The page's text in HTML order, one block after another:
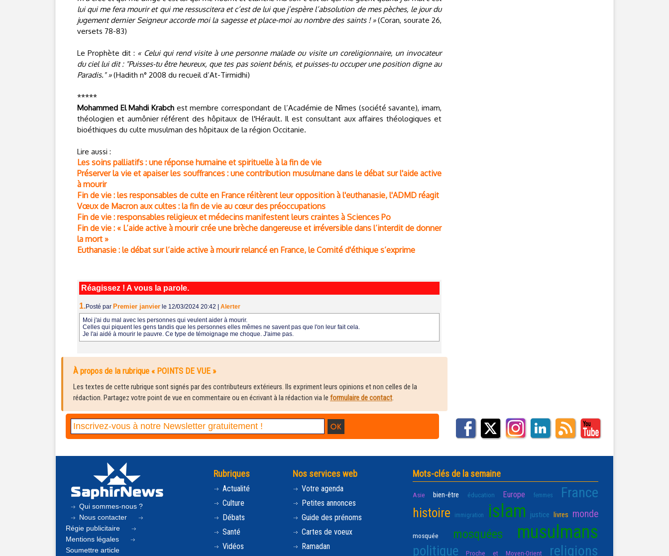
lui qui me fera mourir et qui me ressuscitera et c’est de lui que j’espère l’absolution de mes pèches, le jour du
jugement dernier Seigneur accorde moi la sagesse et place-moi au nombre des saints ! »(Coran, sourate 26,
versets 78-83)
Le Prophète dit : « Celui qui rend visite à une personne malade ou visite un coreligionnaire, un invocateur
du ciel lui dit : "Puisses-tu être heureux, que tes pas soient bénis, et puisses-tu occuper une position digne au
Paradis." »(Hadith n° 2008 du recueil d’At-Tirmidhi)
*****
Mohammed El Mahdi Krabch est membre correspondant de l’Académie de Nîmes (société savante), imam,
théologien et aumônier référent des hôpitaux de l'Hérault. Il est consultant aux affaires théologiques et
bioéthiques du culte musulman des hôpitaux de la région Occitanie.
Lire aussi :
Les soins palliatifs : une réponse humaine et spirituelle à la fin de vie
Préserver la vie et apaiser les souffrances : une contribution musulmane dans le débat sur l'aide active
à mourir
Fin de vie : les responsables de culte en France réitèrent leur opposition à l'euthanasie, l'ADMD réagit
Vœux de Macron aux cultes : la fin de vie au cœur des préoccupations
Fin de vie : responsables religieux et médecins manifestent leurs craintes à Sciences Po
Fin de vie : « L’aide active à mourir crée une brèche dangereuse et irréversible dans l’interdit de donner
la mort »
Euthanasie : le débat sur l’aide active à mourir relancé en France, le Comité d'éthique s’exprime
Réagissez ! A vous la parole.
1.Posté par Premier janvier le 12/03/2024 20:42
Alerter
Moi j'ai du mal avec les personnes qui veulent aider à mourir.
Celles qui piquent les gens tandis que les personnes elles mêmes ne savent pas que l'on leur fait cela.
Je l'ai aidé à mourir le pauvre. Ce type de témoignage me choque. J'aime pas.
À propos de la rubrique « POINTS DE VUE »
Les textes de cette rubrique sont signés par des contributeurs extérieurs. Ils expriment leurs opinions et non celles de la
rédaction. Partagez votre point de vue en commentaire ou en écrivant à la rédaction via le formulaire de contact.
Qui sommes-nous ?
Nous contacter
Régie publicitaire
Mentions légales
Soumettre article
Rubriques
Actualité
Culture
Débats
Santé
Vidéos
Nos services web
Votre agenda
Petites annonces
Guide des prénoms
Cartes de voeux
Ramadan
Mots-clés de la semaine
Asie bien-être éducation Europe femmes France
histoire immigration islam justice livres monde
mosquée mosquées musulmans
politique Proche et Moyen-Orient religions